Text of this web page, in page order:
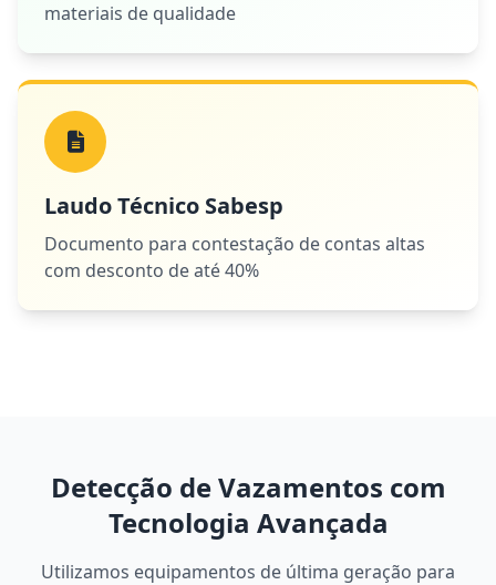
materiais de qualidade
Laudo Técnico Sabesp
Documento para contestação de contas altas
com desconto de até 40%
Detecção de Vazamentos com
Tecnologia Avançada
Utilizamos equipamentos de última geração para